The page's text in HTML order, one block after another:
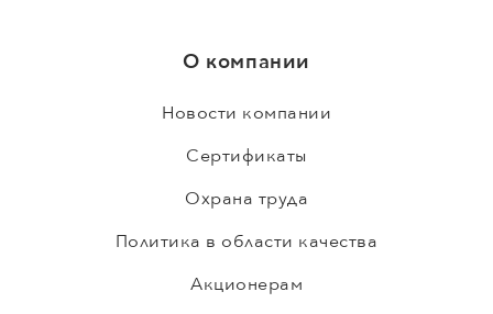
О компании
Новости компании
Сертификаты
Охрана труда
Политика в области качества
Акционерам